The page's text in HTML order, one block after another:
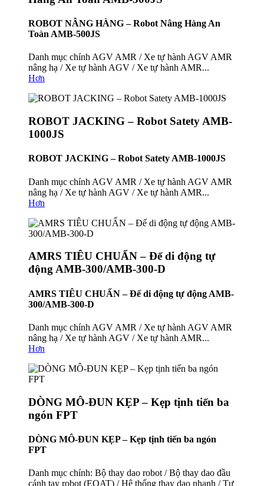
ROBOT NÂNG HÀNG – Robot Nâng Hàng An
Toàn AMB-500JS
Danh mục chính AGV AMR / Xe tự hành AGV AMR
nâng hạ / Xe tự hành AGV / Xe tự hành AMR...
Hơn
ROBOT JACKING – Robot Satety AMB-
1000JS
ROBOT JACKING – Robot Satety AMB-1000JS
Danh mục chính AGV AMR / Xe tự hành AGV AMR
nâng hạ / Xe tự hành AGV / Xe tự hành AMR...
Hơn
AMRS TIÊU CHUẨN – Đế di động tự
động AMB-300/AMB-300-D
AMRS TIÊU CHUẨN – Đế di động tự động AMB-
300/AMB-300-D
Danh mục chính AGV AMR / Xe tự hành AGV AMR
nâng hạ / Xe tự hành AGV / Xe tự hành AMR...
Hơn
DÒNG MÔ-ĐUN KẸP – Kẹp tịnh tiến ba
ngón FPT
DÒNG MÔ-ĐUN KẸP – Kẹp tịnh tiến ba ngón
FPT
Danh mục chính: Bộ thay dao robot / Bộ thay dao đầu
cánh tay robot (EOAT) / Hệ thống thay dao nhanh / Tự